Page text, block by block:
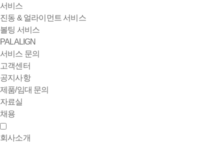
서비스
진동 & 얼라이먼트 서비스
볼팅 서비스
PALALIGN
서비스 문의
고객센터
공지사항
제품/임대 문의
자료실
채용
회사소개